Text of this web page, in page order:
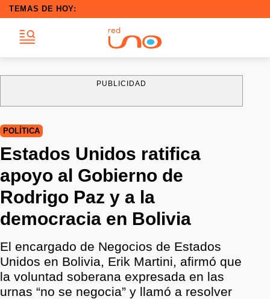
TEMAS DE HOY:
PUBLICIDAD
POLÍTICA
Estados Unidos ratifica
apoyo al Gobierno de
Rodrigo Paz y a la
democracia en Bolivia
El encargado de Negocios de Estados
Unidos en Bolivia, Erik Martini, afirmó que
la voluntad soberana expresada en las
urnas “no se negocia” y llamó a resolver